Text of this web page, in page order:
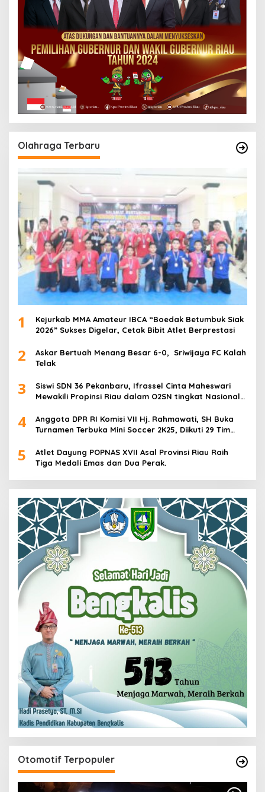
Olahraga Terbaru
1
Kejurkab MMA Amateur IBCA “Boedak Betumbuk Siak
2026” Sukses Digelar, Cetak Bibit Atlet Berprestasi
2
Askar Bertuah Menang Besar 6-0, Sriwijaya FC Kalah
Telak
3
Siswi SDN 36 Pekanbaru, Ifrassel Cinta Maheswari
Mewakili Propinsi Riau dalam O2SN tingkat Nasional
4
Anggota DPR RI Komisi VII Hj. Rahmawati, SH Buka
Turnamen Terbuka Mini Soccer 2K25, Diikuti 29 Tim
5
Atlet Dayung POPNAS XVII Asal Provinsi Riau Raih
Tiga Medali Emas dan Dua Perak.
Otomotif Terpopuler